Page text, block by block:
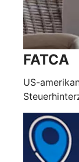
FATCA
US-